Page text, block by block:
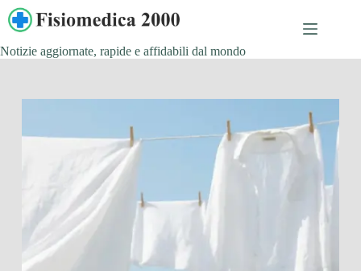
Salta
contenuto
Notizie aggiornate, rapide e affidabili dal mondo